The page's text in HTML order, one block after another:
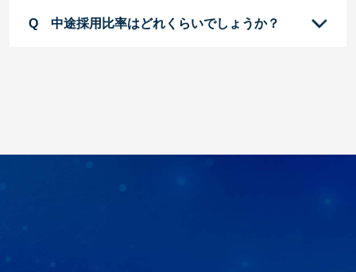
中途採用比率はどれくらいでしょうか？